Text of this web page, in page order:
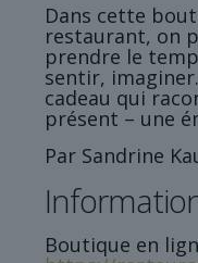
Dans cette
restaurant, on
prendre le
sentir,
cadeau qui
présent – une
Par Sandrine
Boutique en